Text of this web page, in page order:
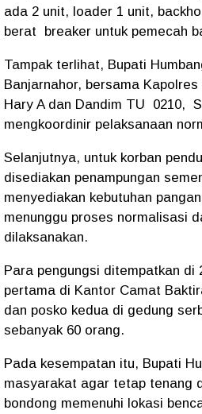
ada 2 unit, loader 1 unit,
berat breaker untuk pemecah
Tampak terlihat, Bupati
Banjarnahor, bersama
Hary A dan Dandim TU 0210,
mengkoordinir pelaksanaan
Selanjutnya, untuk korban
disediakan penampungan
menyediakan kebutuhan
menunggu proses normalisasi
dilaksanakan.
Para pengungsi ditempatkan di
pertama di Kantor Camat
dan posko kedua di gedung
sebanyak 60 orang.
Pada kesempatan itu, Bupati
masyarakat agar tetap tenang
bondong memenuhi lokasi